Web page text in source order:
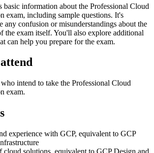
basic information about the Professional Cloud
exam, including sample questions. It's
any confusion or misunderstandings about the
the exam itself. You'll also explore additional
can help you prepare for the exam.
intend to take the Professional Cloud
exam.
experience with GCP, equivalent to GCP